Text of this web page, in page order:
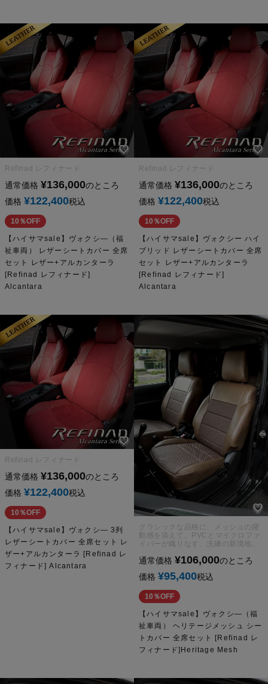
Refinad レフィナード
通常価格 ¥136,000のところ
価格 ¥122,400税込
10％OFF
【ハイサマsale】ヴォクシ―（福
祉車両） レザーシートカバー 全席
セット レザー+アルカンターラ
[Refinad レフィナード]
Alcantara
Refinad レフィナード
通常価格 ¥136,000のところ
価格 ¥122,400税込
10％OFF
【ハイサマsale】ヴォクシー ハイ
ブリッド レザーシートカバー 全席
セット レザー+アルカンターラ
[Refinad レフィナード]
Alcantara
Refinad レフィナード
通常価格 ¥136,000のところ
価格 ¥122,400税込
10％OFF
【ハイサマsale】ヴォクシ― 3列
レザーシートカバー 全席セット レ
ザー+アルカンターラ [Refinad レ
フィナード] Alcantara
クラシックな品格に、メッシュの躍
動感を添えて。PVCとマイクロファ
イバーが織りなす、洗練の新境地。
通常価格 ¥106,000のところ
価格 ¥95,400税込
10％OFF
【ハイサマsale】ヴォクシ―（福
祉車両） ヘリテージメッシュ シー
トカバー 全席セット [Refinad レ
フィナード]Heritage Mesh